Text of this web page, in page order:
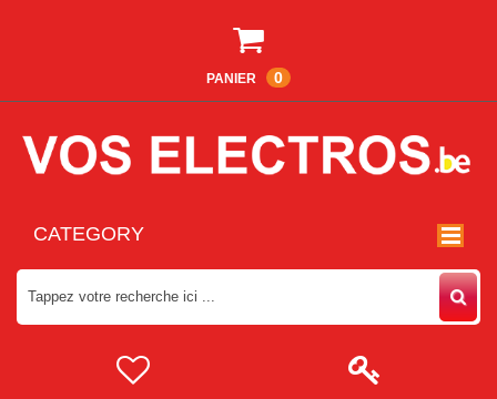
PANIER 0
CATEGORY